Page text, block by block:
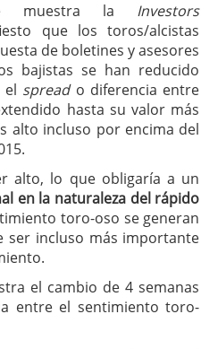
muestra la Investors
que los toros/alcistas
de boletines y asesores
bajistas se han reducido
el spreado diferencia entre
hasta su valor más
alto incluso por encima del
alto, lo que obligaría a un
en la naturaleza del rápido
toro-oso se generan
ser incluso más importante
el cambio de 4 semanas
entre el sentimiento toro-